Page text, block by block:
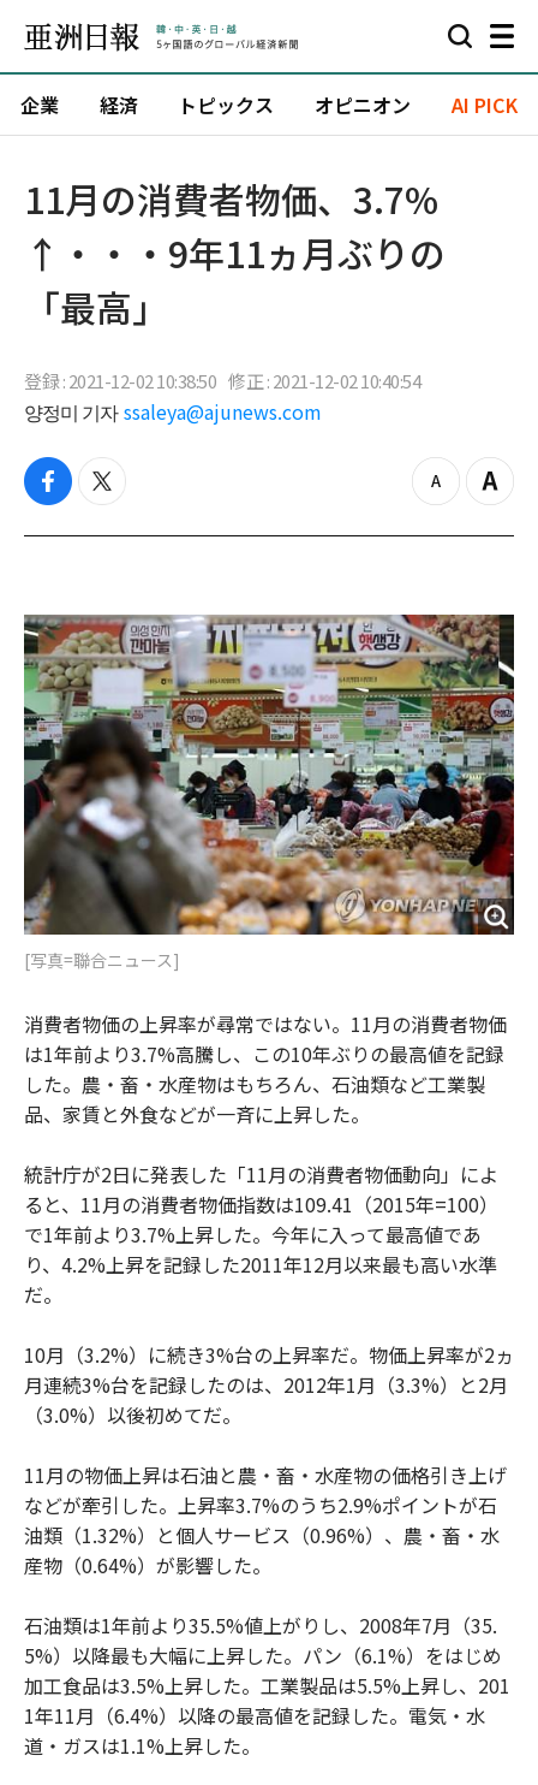
企業 経済 トピックス オピニオン AI PICK
11月の消費者物価、3.7%
↑・・・9年11ヵ月ぶりの
「最高」
登録 : 2021-12-02 10:38:50 修正 : 2021-12-02 10:40:54
양정미 기자 ssaleya@ajunews.com
f
c
o
k
t
i
r
z
o
t
Z
o
[写真=聯合ニュース]
消費者物価の上昇率が尋常ではない。11月の消費者物価
は1年前より3.7%高騰し、この10年ぶりの最高値を記録
した。農・畜・水産物はもちろん、石油類など工業製
品、家賃と外食などが一斉に上昇した。
統計庁が2日に発表した「11月の消費者物価動向」によ
ると、11月の消費者物価指数は109.41（2015年=100）
で1年前より3.7%上昇した。今年に入って最高値であ
り、4.2%上昇を記録した2011年12月以来最も高い水準
だ。
10月（3.2%）に続き3%台の上昇率だ。物価上昇率が2ヵ
月連続3%台を記録したのは、2012年1月（3.3%）と2月
（3.0%）以後初めてだ。
11月の物価上昇は石油と農・畜・水産物の価格引き上げ
などが牽引した。上昇率3.7%のうち2.9%ポイントが石
油類（1.32%）と個人サービス（0.96%）、農・畜・水
産物（0.64%）が影響した。
石油類は1年前より35.5%値上がりし、2008年7月（35.
5%）以降最も大幅に上昇した。パン（6.1%）をはじめ
加工食品は3.5%上昇した。工業製品は5.5%上昇し、201
1年11月（6.4%）以降の最高値を記録した。電気・水
道・ガスは1.1%上昇した。